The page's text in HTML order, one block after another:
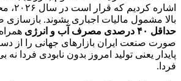
اشاره
بالا مشمول مالیات اجباری بشوند. بازسازی
حداقل ۴۰ درصدی مصرف آب و انرژی
صورت صنعت ایران بازارهای جهانی را از
پایدار یعنی تولید امروز بدون نابودی فردا نه
فردا.